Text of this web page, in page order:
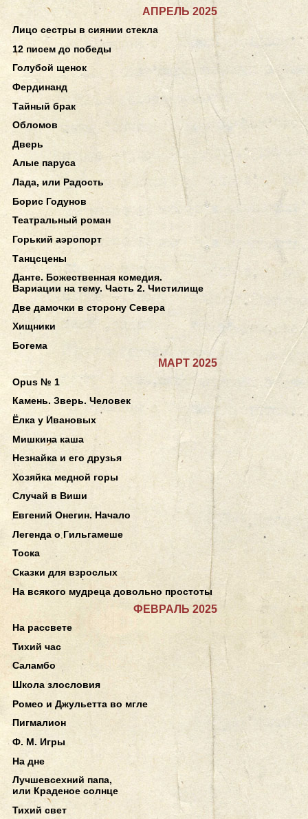
АПРЕЛЬ 2025
Лицо сестры в сиянии стекла
12 писем до победы
Голубой щенок
Фердинанд
Тайный брак
Обломов
Дверь
Алые паруса
Лада, или Радость
Борис Годунов
Театральный роман
Горький аэропорт
Танцсцены
Данте. Божественная комедия.
Вариации на тему. Часть 2. Чистилище
Две дамочки в сторону Севера
Хищники
Богема
МАРТ 2025
Opus № 1
Камень. Зверь. Человек
Ёлка у Ивановых
Мишкина каша
Незнайка и его друзья
Хозяйка медной горы
Случай в Виши
Евгений Онегин. Начало
Легенда о Гильгамеше
Тоска
Сказки для взрослых
На всякого мудреца довольно простоты
ФЕВРАЛЬ 2025
На рассвете
Тихий час
Саламбо
Школа злословия
Ромео и Джульетта во мгле
Пигмалион
Ф. М. Игры
На дне
Лучшевсехний папа,
или Краденое солнце
Тихий свет